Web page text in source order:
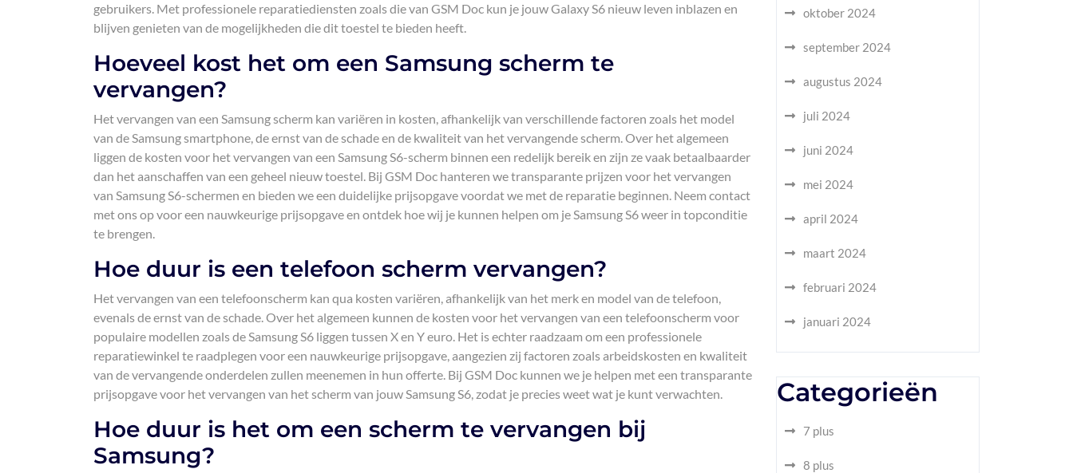
gebruikers. Met professionele reparatiediensten zoals die van GSM Doc kun je jouw Galaxy S6 nieuw leven inblazen en
blijven genieten van de mogelijkheden die dit toestel te bieden heeft.
Hoeveel kost het om een Samsung scherm te
vervangen?
Het vervangen van een Samsung scherm kan variëren in kosten, afhankelijk van verschillende factoren zoals het model
van de Samsung smartphone, de ernst van de schade en de kwaliteit van het vervangende scherm. Over het algemeen
liggen de kosten voor het vervangen van een Samsung S6-scherm binnen een redelijk bereik en zijn ze vaak betaalbaarder
dan het aanschaffen van een geheel nieuw toestel. Bij GSM Doc hanteren we transparante prijzen voor het vervangen
van Samsung S6-schermen en bieden we een duidelijke prijsopgave voordat we met de reparatie beginnen. Neem contact
met ons op voor een nauwkeurige prijsopgave en ontdek hoe wij je kunnen helpen om je Samsung S6 weer in topconditie
te brengen.
Hoe duur is een telefoon scherm vervangen?
Het vervangen van een telefoonscherm kan qua kosten variëren, afhankelijk van het merk en model van de telefoon,
evenals de ernst van de schade. Over het algemeen kunnen de kosten voor het vervangen van een telefoonscherm voor
populaire modellen zoals de Samsung S6 liggen tussen X en Y euro. Het is echter raadzaam om een professionele
reparatiewinkel te raadplegen voor een nauwkeurige prijsopgave, aangezien zij factoren zoals arbeidskosten en kwaliteit
van de vervangende onderdelen zullen meenemen in hun offerte. Bij GSM Doc kunnen we je helpen met een transparante
prijsopgave voor het vervangen van het scherm van jouw Samsung S6, zodat je precies weet wat je kunt verwachten.
Hoe duur is het om een scherm te vervangen bij
Samsung?
oktober 2024
september 2024
augustus 2024
juli 2024
juni 2024
mei 2024
april 2024
maart 2024
februari 2024
januari 2024
Categorieën
7 plus
8 plus